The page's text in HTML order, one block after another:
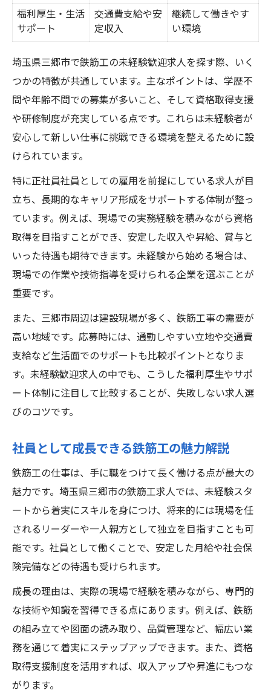
方
未経験者が身につけたい鉄筋工の基本スキ
鉄筋工社員の現場で求められる資質とは
未経験歓迎の鉄筋工求人を選ぶコツを紹介
失敗しない鉄筋工求人選びのチェックリス
ト
未経験者向け社員求人の見極めポイント
鉄筋工求人で注目したい研修・サポート内
容
求人票で確認すべき社員待遇の違い
未経験から安心して働ける職場の特徴
技術力で差がつく鉄筋工社員のキャリア構築法
鉄筋工社員のキャリアアップ事例一覧
技術力を磨く鉄筋工社員の成長法
社員として手に職を活かすスキル習得術
鉄筋工求人でキャリア形成を成功させるに
は
福利厚生・生活
サポート
交通費支給や安
定収入
継続して働きやす
い環境
埼玉県三郷市で鉄筋工の未経験歓迎求人を探す際、いく
つかの特徴が共通しています。主なポイントは、学歴不
問や年齢不問での募集が多いこと、そして資格取得支援
や研修制度が充実している点です。これらは未経験者が
安心して新しい仕事に挑戦できる環境を整えるために設
けられています。
特に正社員社員としての雇用を前提にしている求人が目
立ち、長期的なキャリア形成をサポートする体制が整っ
ています。例えば、現場での実務経験を積みながら資格
取得を目指すことができ、安定した収入や昇給、賞与と
いった待遇も期待できます。未経験から始める場合は、
現場での作業や技術指導を受けられる企業を選ぶことが
重要です。
また、三郷市周辺は建設現場が多く、鉄筋工事の需要が
高い地域です。応募時には、通勤しやすい立地や交通費
支給など生活面でのサポートも比較ポイントとなりま
す。未経験歓迎求人の中でも、こうした福利厚生やサポ
ート体制に注目して比較することが、失敗しない求人選
びのコツです。
社員として成長できる鉄筋工の魅力解説
鉄筋工の仕事は、手に職をつけて長く働ける点が最大の
魅力です。埼玉県三郷市の鉄筋工求人では、未経験スタ
ートから着実にスキルを身につけ、将来的には現場を任
されるリーダーや一人親方として独立を目指すことも可
能です。社員として働くことで、安定した月給や社会保
険完備などの待遇も受けられます。
成長の理由は、実際の現場で経験を積みながら、専門的
な技術や知識を習得できる点にあります。例えば、鉄筋
の組み立てや図面の読み取り、品質管理など、幅広い業
務を通じて着実にステップアップできます。また、資格
取得支援制度を活用すれば、収入アップや昇進にもつな
がります。